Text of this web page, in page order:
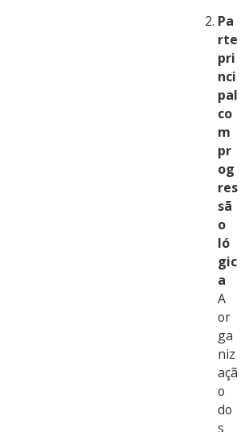
Pa
rte
pri
nci
pal
co
m
pr
og
res
sã
o
ló
gic
a
A
or
ga
niz
açã
o
do
s